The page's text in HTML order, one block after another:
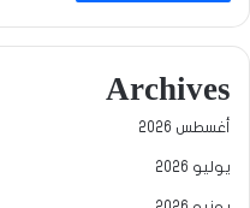
Archives
أغسطس 2026
يوليو 2026